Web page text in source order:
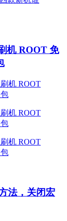
机 ROOT 免
法，关闭宏